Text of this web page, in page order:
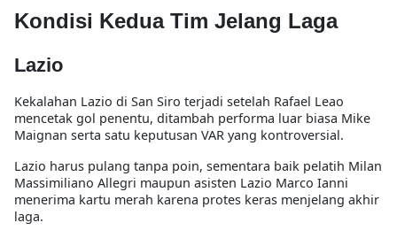
Kondisi Kedua Tim Jelang Laga
Lazio
Kekalahan Lazio di San Siro terjadi setelah Rafael Leao
mencetak gol penentu, ditambah performa luar biasa Mike
Maignan serta satu keputusan VAR yang kontroversial.
Lazio harus pulang tanpa poin, sementara baik pelatih Milan
Massimiliano Allegri maupun asisten Lazio Marco Ianni
menerima kartu merah karena protes keras menjelang akhir
laga.